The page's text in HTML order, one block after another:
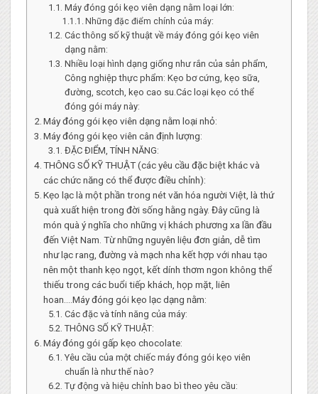
Máy đóng gói kẹo viên dạng nằm loại lớn:
Những đặc điểm chính của máy:
Các thông số kỹ thuật về máy đóng gói kẹo viên
dạng nằm:
Nhiều loại hình dạng giống như rắn của sản phẩm,
Công nghiệp thực phẩm: Kẹo bơ cứng, kẹo sữa,
đường, scotch, kẹo cao su.Các loại kẹo có thể
đóng gói máy này:
Máy đóng gói kẹo viên dạng nằm loại nhỏ:
Máy đóng gói kẹo viên cân định lượng:
ĐẶC ĐIỂM, TÍNH NĂNG:
THÔNG SỐ KỸ THUẬT (các yêu cầu đặc biệt khác và
các chức năng có thể được điều chỉnh):
Kẹo lạc là một phần trong nét văn hóa người Việt, là thứ
quà xuất hiện trong đời sống hằng ngày. Đây cũng là
món quà ý nghĩa cho những vị khách phương xa lần đầu
đến Việt Nam. Từ những nguyên liệu đơn giản, dễ tìm
như lạc rang, đường và mạch nha kết hợp với nhau tạo
nên một thanh kẹo ngọt, kết dính thơm ngon không thể
thiếu trong các buổi tiếp khách, họp mặt, liên
hoan….Máy đóng gói kẹo lạc dạng nằm:
Các đặc và tính năng của máy:
THÔNG SỐ KỸ THUẬT:
Máy đóng gói gấp kẹo chocolate:
Yêu cầu của một chiếc máy đóng gói kẹo viên
chuẩn là như thế nào?
Tự động và hiệu chỉnh bao bì theo yêu cầu: